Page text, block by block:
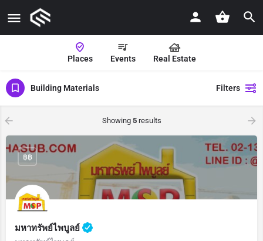
Places Events Real Estate
Building Materials Filters
Showing 5results
มหาทรัพย์ไพบูลย์
฿฿